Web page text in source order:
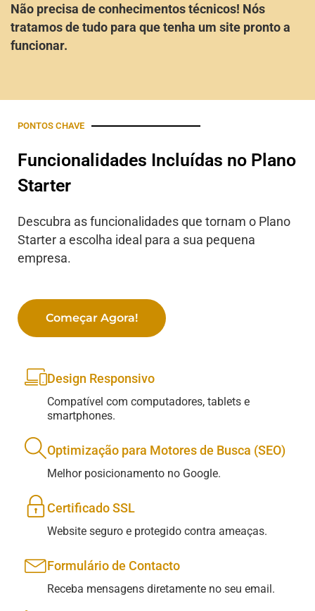
Não precisa de conhecimentos técnicos! Nós
tratamos de tudo para que tenha um site pronto a
funcionar.
PONTOS CHAVE
Funcionalidades Incluídas no Plano
Starter
Descubra as funcionalidades que tornam o Plano
Starter a escolha ideal para a sua pequena
empresa.
Começar Agora!
Design Responsivo
Compatível com computadores, tablets e
smartphones.
Optimização para Motores de Busca (SEO)
Melhor posicionamento no Google.
Certificado SSL
Website seguro e protegido contra ameaças.
Formulário de Contacto
Receba mensagens diretamente no seu email.